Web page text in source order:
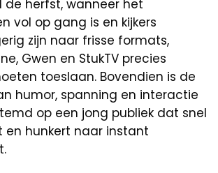
de herfst, wanneer het
vol op gang is en kijkers
zijn naar frisse formats,
Gwen en StukTV precies
toeslaan. Bovendien is de
humor, spanning en interactie
op een jong publiek dat snel
en hunkert naar instant